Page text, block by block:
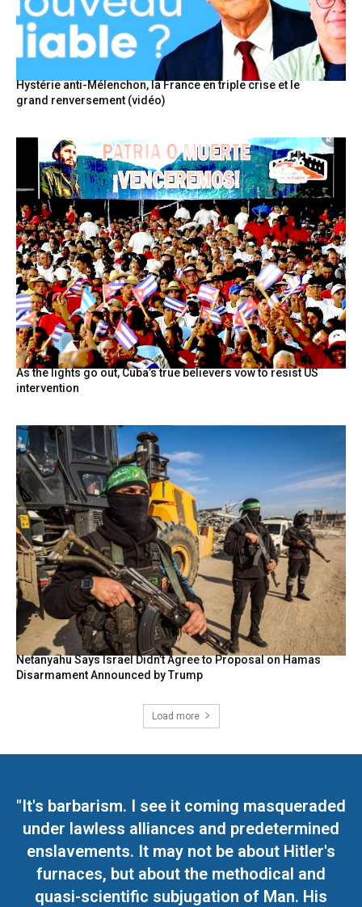
Hystérie anti-Mélenchon, la France en triple crise et le
grand renversement (vidéo)
As the lights go out, Cuba’s true believers vow to resist US
intervention
Netanyahu Says Israel Didn’t Agree to Proposal on Hamas
Disarmament Announced by Trump
Load more
"It's barbarism. I see it coming masqueraded
under lawless alliances and predetermined
enslavements. It may not be about Hitler's
furnaces, but about the methodical and
quasi-scientific subjugation of Man. His